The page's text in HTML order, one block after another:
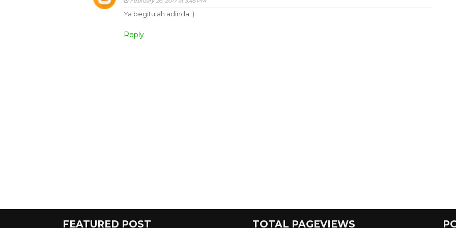
Ya begitulah adinda :)
Reply
FEATURED POST TOTAL PAGEVIEWS